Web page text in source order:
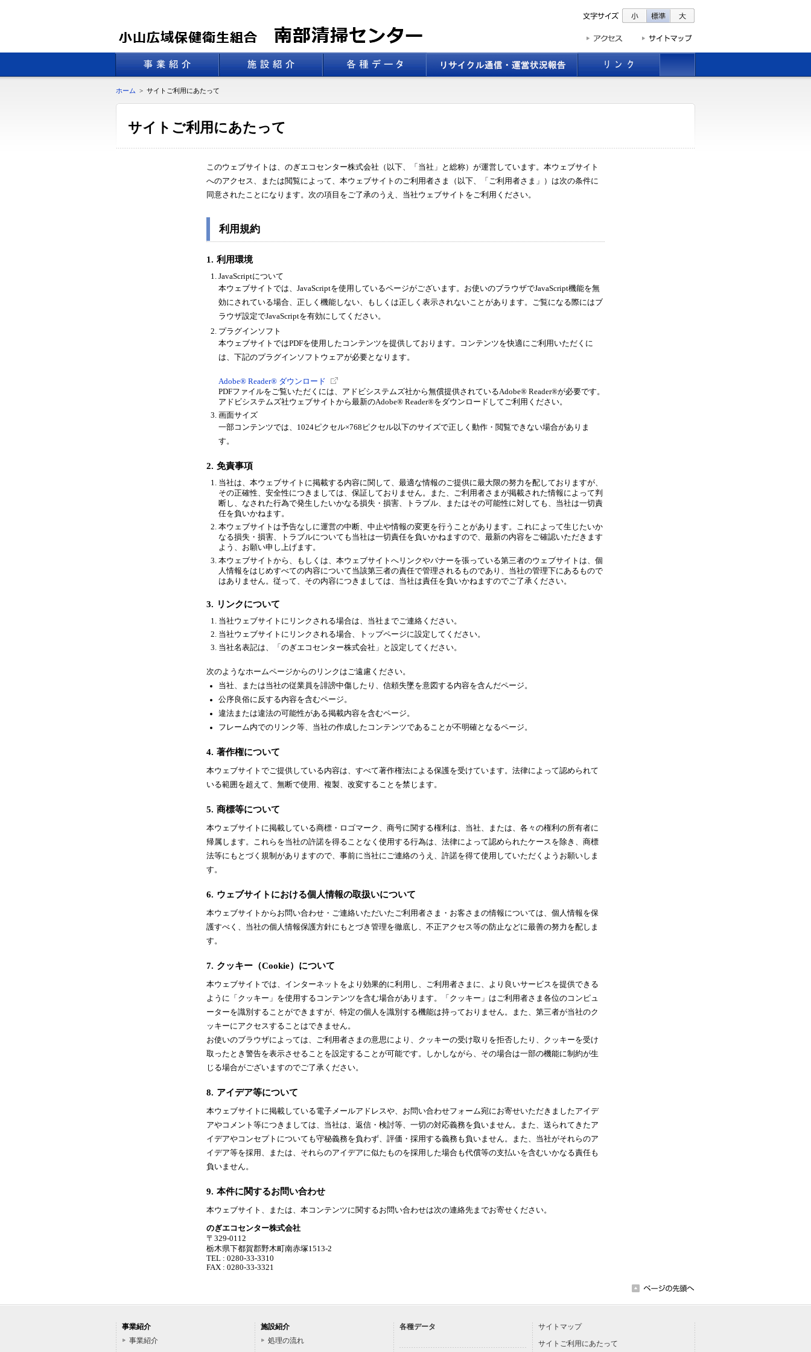
ホーム > サイトご利用にあたって
サイトご利用にあたって
このウェブサイトは、のぎエコセンター株式会社（以下、「当社」と総称）が運営しています。本ウェブサイト
へのアクセス、または閲覧によって、本ウェブサイトのご利用者さま（以下、「ご利用者さま」）は次の条件に
同意されたことになります。次の項目をご了承のうえ、当社ウェブサイトをご利用ください。
利用規約
1. 利用環境
JavaScriptについて
本ウェブサイトでは、JavaScriptを使用しているページがございます。お使いのブラウザでJavaScript機能を無
効にされている場合、正しく機能しない、もしくは正しく表示されないことがあります。ご覧になる際にはブ
ラウザ設定でJavaScriptを有効にしてください。
プラグインソフト
本ウェブサイトではPDFを使用したコンテンツを提供しております。
コンテンツを快適にご利用いただくに
は、下記のプラグインソフトウェアが必要となります。
Adobe® Reader® ダウンロード
PDFファイルをご覧いただくには、アドビシステムズ社から無償提供されているAdobe® Reader®が必要です。
アドビシステムズ社ウェブサイトから最新のAdobe® Reader®をダウンロードしてご利用ください。
画面サイズ
一部コンテンツでは、1024ピクセル×768ピクセル以下のサイズで正しく動作・閲覧できない場合がありま
す。
2. 免責事項
当社は、本ウェブサイトに掲載する内容に関して、最適な情報のご提供に最大限の努力を配しておりますが、
その正確性、安全性につきましては、保証しておりません。また、ご利用者さまが掲載された情報によって判
断し、なされた行為で発生したいかなる損失・損害、トラブル、またはその可能性に対しても、当社は一切責
任を負いかねます。
本ウェブサイトは予告なしに運営の中断、中止や情報の変更を行うことがあります。これによって生じたいか
なる損失・損害、トラブルについても当社は一切責任を負いかねますので、最新の内容をご確認いただきます
よう、お願い申し上げます。
本ウェブサイトから、もしくは、本ウェブサイトへリンクやバナーを張っている第三者のウェブサイトは、個
人情報をはじめすべての内容について当該第三者の責任で管理されるものであり、当社の管理下にあるもので
はありません。従って、その内容につきましては、当社は責任を負いかねますのでご了承ください。
3. リンクについて
当社ウェブサイトにリンクされる場合は、当社までご連絡ください。
当社ウェブサイトにリンクされる場合、トップページに設定してください。
当社名表記は、「のぎエコセンター株式会社」
と設定してください。
次のようなホームページからのリンクはご遠慮ください。
当社、または当社の従業員を誹謗中傷したり、信頼失墜を意図する内容を含んだページ。
公序良俗に反する内容を含むページ。
違法または違法の可能性がある掲載内容を含むページ。
フレーム内でのリンク等、当社の作成したコンテンツであることが不明確となるページ。
4. 著作権について
本ウェブサイトでご提供している内容は、すべて著作権法による保護を受けています。法律によって認められて
いる範囲を超えて、無断で使用、複製、改変することを禁じます。
5. 商標等について
本ウェブサイトに掲載している商標・ロゴマーク、商号に関する権利は、当社、または、各々の権利の所有者に
帰属します。これらを当社の許諾を得ることなく使用する行為は、法律によって認められたケースを除き、商標
法等にもとづく規制がありますので、事前に当社にご連絡のうえ、許諾を得て使用していただくようお願いしま
す。
6. ウェブサイトにおける個人情報の取扱いについて
本ウェブサイトからお問い合わせ・ご連絡いただいたご利用者さま・お客さまの情報については、個人情報を保
護すべく、当社の個人情報保護方針にもとづき管理を徹底し、不正アクセス等の防止などに最善の努力を配しま
す。
7. クッキー（Cookie）について
本ウェブサイトでは、インターネットをより効果的に利用し、ご利用者さまに、より良いサービスを提供できる
ように「クッキー」を使用するコンテンツを含む場合があります。「クッキー」はご利用者さま各位のコンピュ
ーターを識別することができますが、特定の個人を識別する機能は持っておりません。また、第三者が当社のク
ッキーにアクセスすることはできません。
お使いのブラウザによっては、ご利用者さまの意思により、クッキーの受け取りを拒否したり、クッキーを受け
取ったとき警告を表示させることを設定することが可能です。しかしながら、その場合は一部の機能に制約が生
じる場合がございますのでご了承ください。
8. アイデア等について
本ウェブサイトに掲載している電子メールアドレスや、お問い合わせフォーム宛にお寄せいただきましたアイデ
アやコメント等につきましては、当社は、返信・検討等、一切の対応義務を負いません。また、送られてきたア
イデアやコンセプトについても守秘義務を負わず、評価・採用する義務も負いません。また、当社がそれらのア
イデア等を採用、または、それらのアイデアに似たものを採用した場合も代償等の支払いを含むいかなる責任も
負いません。
9. 本件に関するお問い合わせ
本ウェブサイト、または、本コンテンツに関するお問い合わせは次の連絡先までお寄せください。
のぎエコセンター株式会社
〒329-0112
栃木県下都賀郡野木町南赤塚1513-2
TEL : 0280-33-3310
FAX : 0280-33-3321
事業紹介
事業紹介
施設紹介
処理の流れ
各種データ
サイトマップ
サイトご利用にあたって